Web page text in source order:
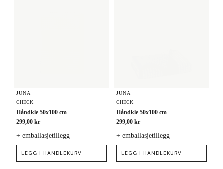
JUNA
CHECK
Håndkle 50x100 cm
299,00 kr
+ emballasjetillegg
LEGG I HANDLEKURV
JUNA
CHECK
Håndkle 50x100 cm
299,00 kr
+ emballasjetillegg
LEGG I HANDLEKURV